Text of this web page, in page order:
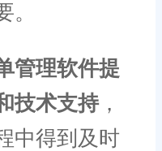
管理软件提
技术支持，
中得到及时